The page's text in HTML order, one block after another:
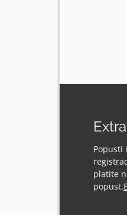
Popusti
platite
popust.